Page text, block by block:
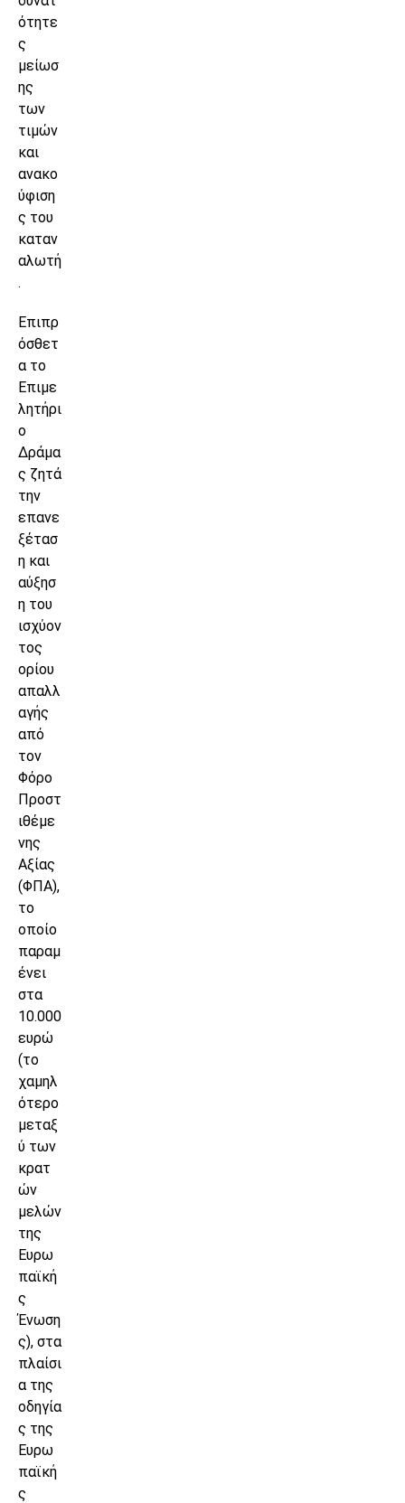
ότητε
ς
μείωσ
ης
των
τιμών
και
ανακο
ύφιση
ς του
καταν
αλωτή
.
Επιπρ
όσθετ
α το
Επιμε
λητήρι
ο
Δράμα
ς ζητά
την
επανε
ξέτασ
η και
αύξησ
η του
ισχύον
τος
ορίου
απαλλ
αγής
από
τον
Φόρο
Προστ
ιθέμε
νης
Αξίας
(ΦΠΑ),
το
οποίο
παραμ
ένει
στα
10.000
ευρώ
(το
χαμηλ
ότερο
μεταξ
ύ των
κρατ
ών
μελών
της
Ευρω
παϊκή
ς
Ένωση
ς), στα
πλαίσι
α της
οδηγία
ς της
Ευρω
παϊκή
ς